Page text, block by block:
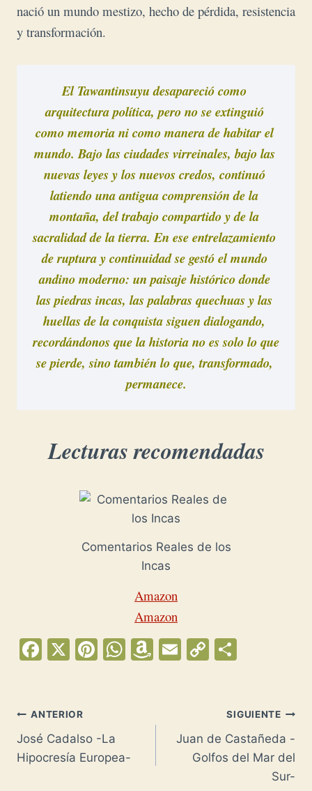
nació un mundo mestizo, hecho de pérdida, resistencia
y transformación.
El Tawantinsuyu desapareció como
arquitectura política, pero no se extinguió
como memoria ni como manera de habitar el
mundo. Bajo las ciudades virreinales, bajo las
nuevas leyes y los nuevos credos, continuó
latiendo una antigua comprensión de la
montaña, del trabajo compartido y de la
sacralidad de la tierra. En ese entrelazamiento
de ruptura y continuidad se gestó el mundo
andino moderno: un paisaje histórico donde
las piedras incas, las palabras quechuas y las
huellas de la conquista siguen dialogando,
recordándonos que la historia no es solo lo que
se pierde, sino también lo que, transformado,
Lecturas recomendadas
Comentarios Reales de los
Incas
Amazon
Amazon
F
e
b
o
X
Pi
st
W
p
A
n
E
C
Li
n
p
ar
tir
Navegación
de
ANTERIOR
José Cadalso -La
Hipocresía Europea-
SIGUIENTE
Juan de Castañeda -
Golfos del Mar del
Sur-